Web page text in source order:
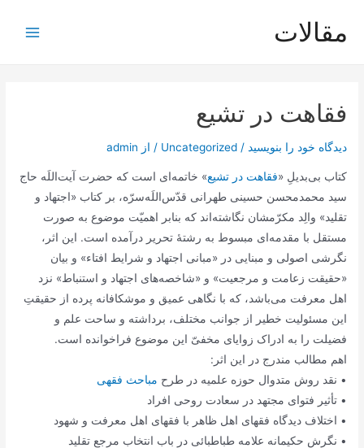
مقالات
فقاهت در تشیع
دیدگاه‌ خود را بنویسید /
Uncategorized / از admin
کتاب بی‌بدیلِ «فقاهت در تشیع» خاتمه‌ای است که حضرت آیت‌اللَه حاج
سید محمدمحسن حسینی طهرانی قدّس‌اللَه‌سرّه، بر کتاب «اجتهاد و
تقلید» والِد مکرّمشان نگاشته‌اند که بنابر اهمیّت موضوع به صورت
مستقل با مقدمه‌ای مبسوط به رشتۀ تحریر درآمده است. این اثر،
نگرشی اصولی و مبنایی در «مبانی اجتهاد و شرایط افتاء» و بیان
«حقیقت زعامت و مرجعیت» و «شاخصه‌های اجتهاد و استنباط» نزد
اهل معرفت می‌باشد، که با نگاهی عمیق و موشکافانه پرده از حقیقتِ
این مسئولیت خطیر از جوانب مختلف، برداشته و ساحت علم و
فضیلت را به ادراک زوایای مخفیّ این موضوع فراخوانده است.
اهم مطالب مندرج در این اثر:
• نقد روش متدوال حوزه علمیه در طرح مباحث فقهی
• تأثیر فتوای مجتهد در سعادت روحی افراد
• اختلاف دیدگاه فقهای اهل ظاهر با فقهای اهل معرفت و شهود
• نگرش حکیمانه علامه طباطبائی در باب انتخاب مرجع تقلید